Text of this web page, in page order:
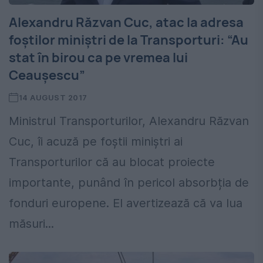
Alexandru Răzvan Cuc, atac la adresa
foștilor miniștri de la Transporturi: “Au
stat în birou ca pe vremea lui
Ceaușescu”
14 AUGUST 2017
Ministrul Transporturilor, Alexandru Răzvan
Cuc, îi acuză pe foștii miniștri ai
Transporturilor că au blocat proiecte
importante, punând în pericol absorbția de
fonduri europene. El avertizează că va lua
măsuri...